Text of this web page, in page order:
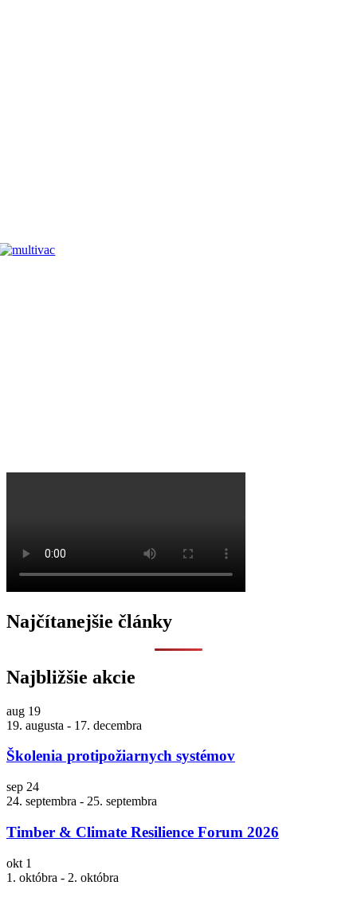
Najčítanejšie články
Najbližšie akcie
aug 19
19. augusta - 17. decembra
Školenia protipožiarnych systémov
sep 24
24. septembra - 25. septembra
Timber & Climate Resilience Forum 2026
okt 1
1. októbra - 2. októbra